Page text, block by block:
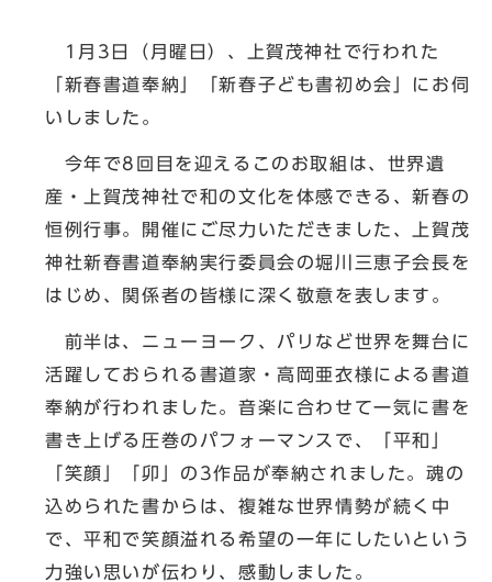
1月3日（月曜日）、上賀茂神社で行われた
「新春書道奉納」「新春子ども書初め会」にお伺
いしました。
今年で8回目を迎えるこのお取組は、世界遺
産・上賀茂神社で和の文化を体感できる、新春の
恒例行事。開催にご尽力いただきました、上賀茂
神社新春書道奉納実行委員会の堀川三恵子会長を
はじめ、関係者の皆様に深く敬意を表します。
前半は、ニューヨーク、パリなど世界を舞台に
活躍しておられる書道家・高岡亜衣様による書道
奉納が行われました。音楽に合わせて一気に書を
書き上げる圧巻のパフォーマンスで、「平和」
「笑顔」「卯」の3作品が奉納されました。魂の
込められた書からは、複雑な世界情勢が続く中
で、平和で笑顔溢れる希望の一年にしたいという
力強い思いが伝わり、感動しました。